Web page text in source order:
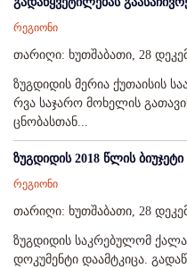
რეგიონი
თარიღი: ხუთშაბათი, 28
ზუგდიდის მერია ქუთაისის
რვა საჯარო მოხელის
ცნობასთან...
ზუგდიდის 2018 წლის
რეგიონი
თარიღი: ხუთშაბათი, 28
ზუგდიდის საკრებულომ
დოკუმენტი დაამტკიცა.